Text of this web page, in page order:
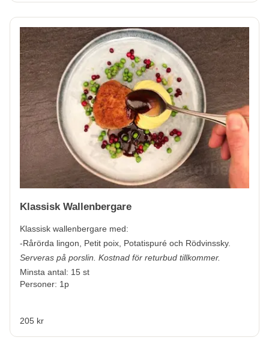
Klassisk Wallenbergare
Klassisk wallenbergare med:
-Rårörda lingon, Petit poix, Potatispuré och Rödvinssky.
Serveras på porslin. Kostnad för returbud tillkommer.
Minsta antal: 15 st
Personer: 1p
205 kr